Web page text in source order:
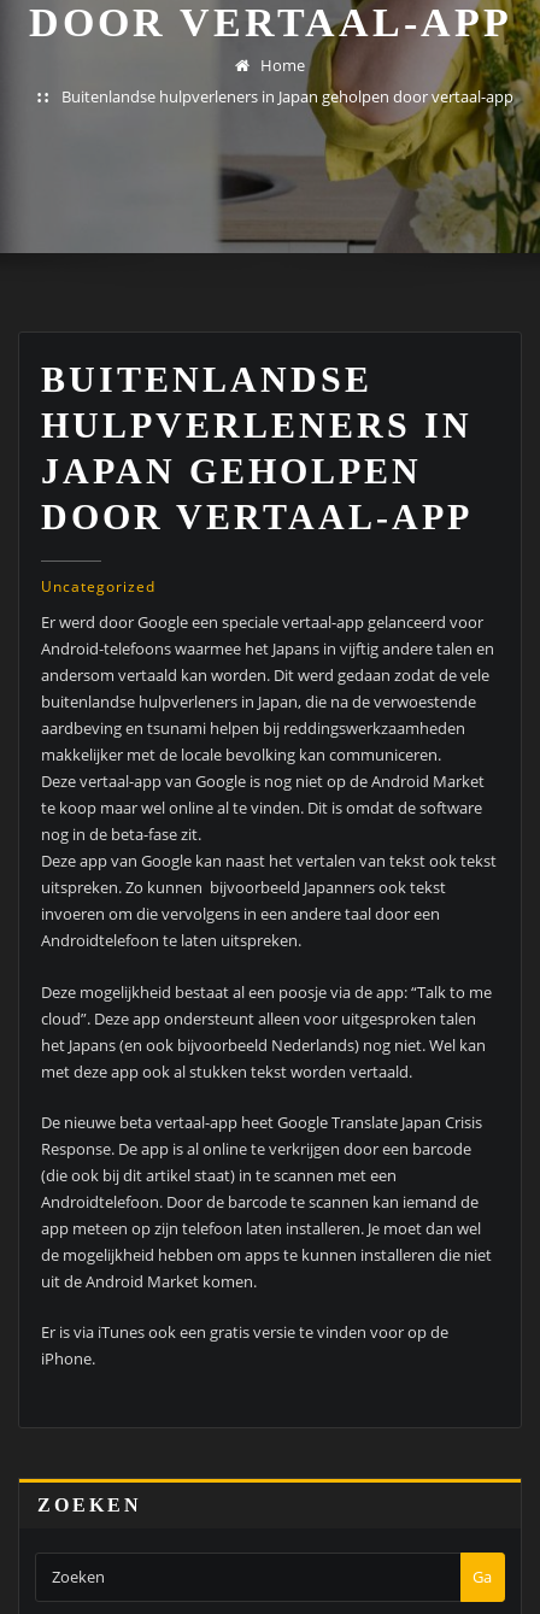
DOOR VERTAAL-APP
Home
Buitenlandse hulpverleners in Japan geholpen door vertaal-app
BUITENLANDSE
HULPVERLENERS IN
JAPAN GEHOLPEN
DOOR VERTAAL-APP
Uncategorized
Er werd door Google een speciale vertaal-app gelanceerd voor
Android-telefoons waarmee het Japans in vijftig andere talen en
andersom vertaald kan worden. Dit werd gedaan zodat de vele
buitenlandse hulpverleners in Japan, die na de verwoestende
aardbeving en tsunami helpen bij reddingswerkzaamheden
makkelijker met de locale bevolking kan communiceren.
Deze vertaal-app van Google is nog niet op de Android Market
te koop maar wel online al te vinden. Dit is omdat de software
nog in de beta-fase zit.
Deze app van Google kan naast het vertalen van tekst ook tekst
uitspreken. Zo kunnen bijvoorbeeld Japanners ook tekst
invoeren om die vervolgens in een andere taal door een
Androidtelefoon te laten uitspreken.
Deze mogelijkheid bestaat al een poosje via de app: “Talk to me
cloud”. Deze app ondersteunt alleen voor uitgesproken talen
het Japans (en ook bijvoorbeeld Nederlands) nog niet. Wel kan
met deze app ook al stukken tekst worden vertaald.
De nieuwe beta vertaal-app heet Google Translate Japan Crisis
Response. De app is al online te verkrijgen door een barcode
(die ook bij dit artikel staat) in te scannen met een
Androidtelefoon. Door de barcode te scannen kan iemand de
app meteen op zijn telefoon laten installeren. Je moet dan wel
de mogelijkheid hebben om apps te kunnen installeren die niet
uit de Android Market komen.
Er is via iTunes ook een gratis versie te vinden voor op de
iPhone.
ZOEKEN
Ga